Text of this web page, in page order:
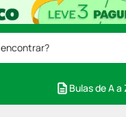
Bulas de A a